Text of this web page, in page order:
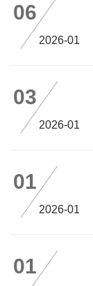
06
2026-01
03
2026-01
01
2026-01
01